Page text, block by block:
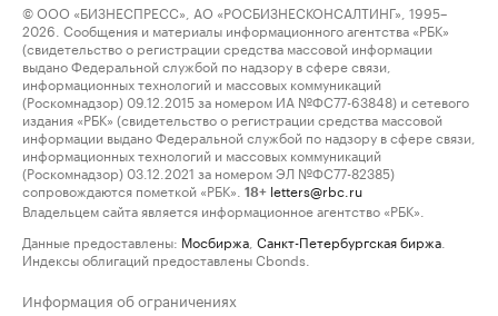
© ООО «БИЗНЕСПРЕСС», АО «РОСБИЗНЕСКОНСАЛТИНГ», 1995–
2026. Сообщения и материалы информационного агентства «РБК»
(свидетельство о регистрации средства массовой информации
выдано Федеральной службой по надзору в сфере связи,
информационных технологий и массовых коммуникаций
(Роскомнадзор) 09.12.2015 за номером ИА №ФС77-63848) и сетевого
издания «РБК» (свидетельство о регистрации средства массовой
информации выдано Федеральной службой по надзору в сфере связи,
информационных технологий и массовых коммуникаций
(Роскомнадзор) 03.12.2021 за номером ЭЛ №ФС77-82385)
сопровождаются пометкой «РБК».
18+ letters@rbc.ru
Владельцем сайта является информационное агентство «РБК».
Данные предоставлены: Мосбиржа Санкт-Петербургская биржа
Индексы облигаций предоставлены Cbonds.
Информация об ограничениях